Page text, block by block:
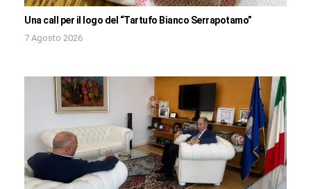
Una call per il logo del “Tartufo Bianco Serrapotamo”
7 Agosto 2026